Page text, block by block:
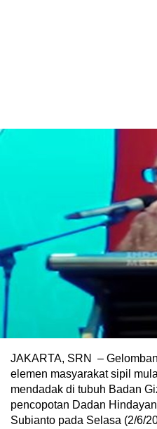
JAKARTA, SRN –
elemen masyarakat sipil
mendadak di tubuh Badan
pencopotan Dadan
Subianto pada Selasa (2/6/